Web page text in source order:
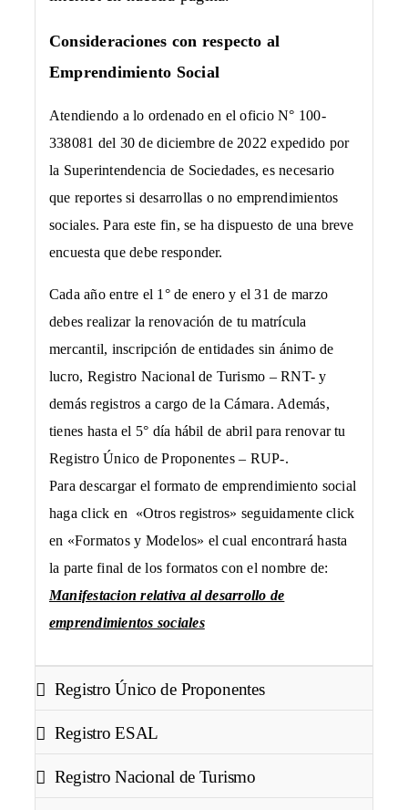
Consideraciones con respecto al
Emprendimiento Social
Atendiendo a lo ordenado en el oficio N° 100-
338081 del 30 de diciembre de 2022 expedido por
la Superintendencia de Sociedades, es necesario
que reportes si desarrollas o no emprendimientos
sociales. Para este fin, se ha dispuesto de una breve
encuesta que debe responder.
Cada año entre el 1° de enero y el 31 de marzo
debes realizar la renovación de tu matrícula
mercantil, inscripción de entidades sin ánimo de
lucro, Registro Nacional de Turismo – RNT- y
demás registros a cargo de la Cámara. Además,
tienes hasta el 5° día hábil de abril para renovar tu
Registro Único de Proponentes – RUP-.
Para descargar el formato de emprendimiento social
haga click en «Otros registros» seguidamente click
en «Formatos y Modelos» el cual encontrará hasta
la parte final de los formatos con el nombre de:
Manifestacion relativa al desarrollo de
emprendimientos sociales
Registro Único de Proponentes
Registro ESAL
Registro Nacional de Turismo